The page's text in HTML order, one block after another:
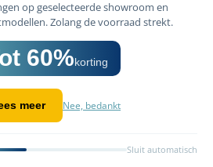
op geselecteerde showroom en
Zolang de voorraad strekt.
60%korting
meer Nee, bedankt
Sluit automatisch
wat je mag verwachten van de
Maar bij een mooi product
om extra lang te kunnen
in je slaapkamer.